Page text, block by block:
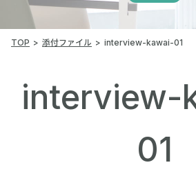
TOP 添付ファイル interview-kawai-01
interview-
01